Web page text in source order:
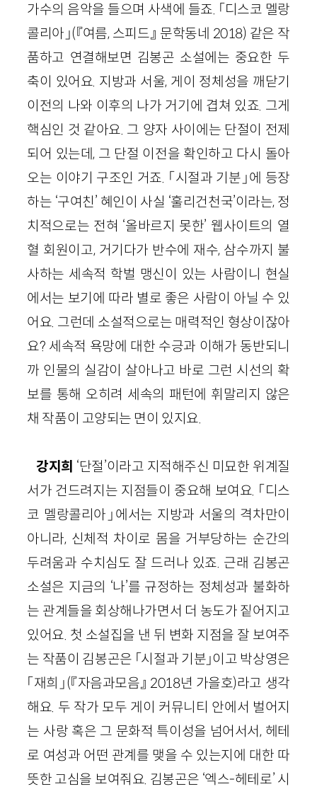
가수의 음악을 들으며 사색에 들죠. 「디스코 멜랑
콜리아」(『여름, 스피드』 문학동네 2018) 같은 작
품하고 연결해보면 김봉곤 소설에는 중요한 두
축이 있어요. 지방과 서울, 게이 정체성을 깨닫기
이전의 나와 이후의 나가 거기에 겹쳐 있죠. 그게
핵심인 것 같아요. 그 양자 사이에는 단절이 전제
되어 있는데, 그 단절 이전을 확인하고 다시 돌아
오는 이야기 구조인 거죠. 「시절과 기분」에 등장
하는 ‘구여친’ 혜인이 사실 ‘훌리건천국’이라는, 정
치적으로는 전혀 ‘올바르지 못한’ 웹사이트의 열
혈 회원이고, 거기다가 반수에 재수, 삼수까지 불
사하는 세속적 학벌 맹신이 있는 사람이니 현실
에서는 보기에 따라 별로 좋은 사람이 아닐 수 있
어요. 그런데 소설적으로는 매력적인 형상이잖아
요? 세속적 욕망에 대한 수긍과 이해가 동반되니
까 인물의 실감이 살아나고 바로 그런 시선의 확
보를 통해 오히려 세속의 패턴에 휘말리지 않은
채 작품이 고양되는 면이 있지요.
강지희 ‘단절’이라고 지적해주신 미묘한 위계질
서가 건드려지는 지점들이 중요해 보여요. 「디스
코 멜랑콜리아」에서는 지방과 서울의 격차만이
아니라, 신체적 차이로 몸을 거부당하는 순간의
두려움과 수치심도 잘 드러나 있죠. 근래 김봉곤
소설은 지금의 ‘나’를 규정하는 정체성과 불화하
는 관계들을 회상해나가면서 더 농도가 짙어지고
있어요. 첫 소설집을 낸 뒤 변화 지점을 잘 보여주
는 작품이 김봉곤은 「시절과 기분」이고 박상영은
「재희」(『자음과모음』 2018년 가을호)라고 생각
해요. 두 작가 모두 게이 커뮤니티 안에서 벌어지
는 사랑 혹은 그 문화적 특이성을 넘어서서, 헤테
로 여성과 어떤 관계를 맺을 수 있는지에 대한 따
뜻한 고심을 보여줘요. 김봉곤은 ‘엑스-헤테로’ 시